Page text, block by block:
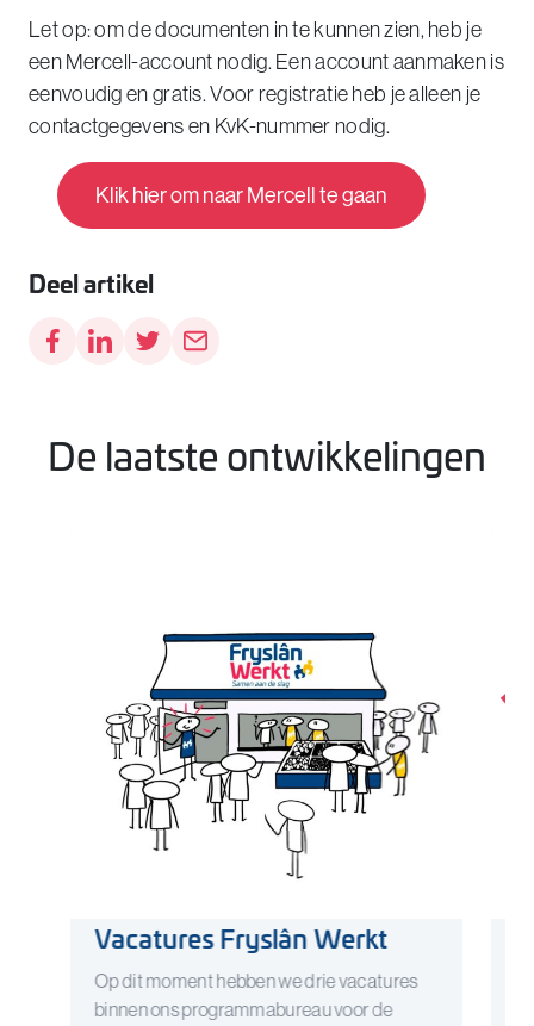
Let op: om de documenten in te kunnen zien, heb je
een Mercell-account nodig. Een account aanmaken is
eenvoudig en gratis. Voor registratie heb je alleen je
contactgegevens en KvK-nummer nodig.
Klik hier om naar Mercell te gaan
Deel artikel
De laatste ontwikkelingen
Vacatures Fryslân Werkt
Op dit moment hebben we drie vacatures
binnen ons programmabureau voor de